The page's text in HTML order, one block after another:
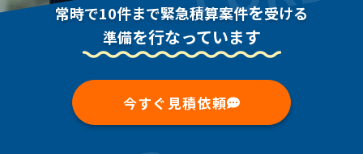
常時で10件まで緊急積算案件を受ける
準備を行なっています
今すぐ見積依頼